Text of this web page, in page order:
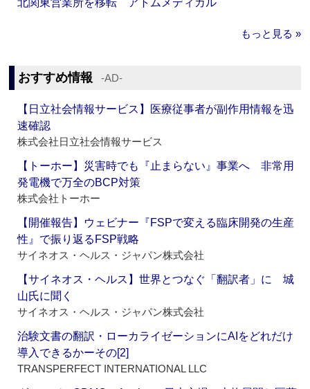
北関東営業所を移転 アトムメディカル
もっと見る »
おすすめ情報 ‐AD‐
【日立社会情報サービス】医療従事者が副作用情報を迅
速確認
株式会社日立社会情報サービス
【トーホー】災害時でも『止まらない』事業へ 非常用
発電機で万全のBCP対策
株式会社トーホー
【開催報告】ウェビナー『FSPで変える臨床開発の生産
性』で振り返るFSP戦略
サイネオス・ヘルス・ジャパン株式会社
【サイネオス・ヘルス】世界とつなぐ「翻訳者」に 城
山氏に聞く
サイネオス・ヘルス・ジャパン株式会社
治験文書の翻訳・ローカライゼーションにAIをどれだけ
導入できるかーその[2]
TRANSPERFECT INTERNATIONAL LLC